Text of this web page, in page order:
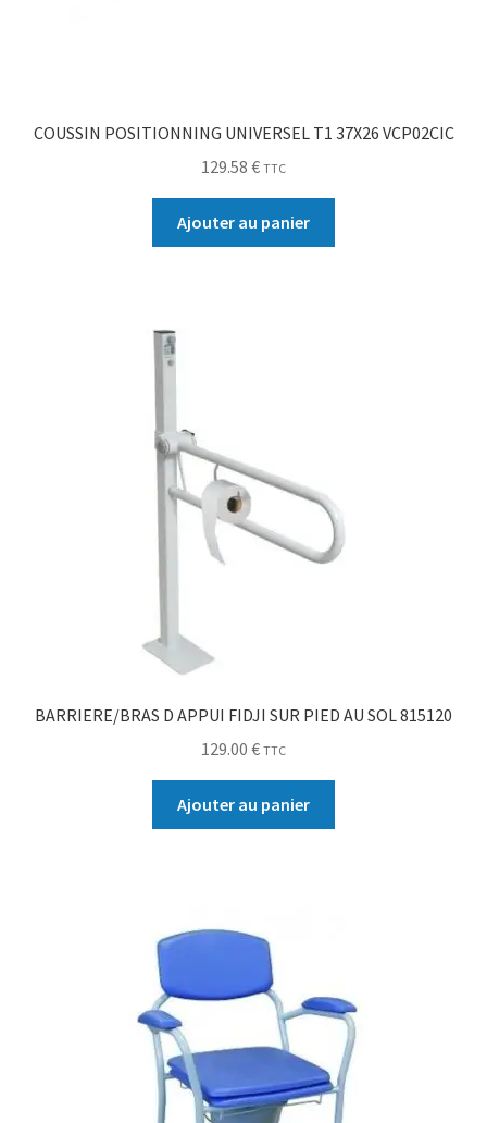
COUSSIN POSITIONNING UNIVERSEL T1 37X26 VCP02CIC
129.58 € TTC
Ajouter au panier
BARRIERE/BRAS D APPUI FIDJI SUR PIED AU SOL 815120
129.00 € TTC
Ajouter au panier